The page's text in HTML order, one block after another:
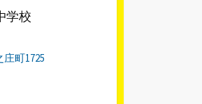
学校
町1725